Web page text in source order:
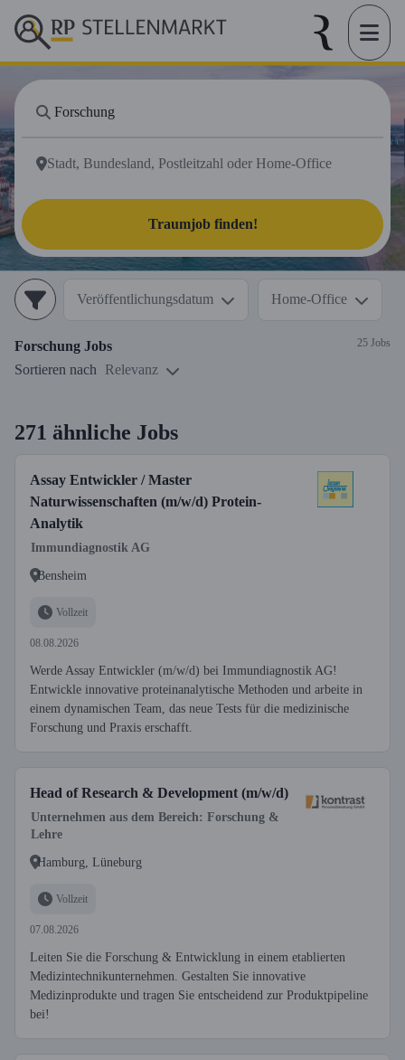
Traumjob finden!
Veröffentlichungsdatum Home-Office
Forschung Jobs 25 Jobs
Sortieren nach Relevanz
271 ähnliche Jobs
Assay Entwickler / Master
Naturwissenschaften (m/w/d) Protein-
Analytik
Immundiagnostik AG
Bensheim
Vollzeit
08.08.2026
Werde Assay Entwickler (m/w/d) bei Immundiagnostik AG!
Entwickle innovative proteinanalytische Methoden und arbeite in
einem dynamischen Team, das neue Tests für die medizinische
Forschung und Praxis erschafft.
Head of Research & Development (m/w/d)
Unternehmen aus dem Bereich: Forschung &
Lehre
Hamburg, Lüneburg
Vollzeit
07.08.2026
Leiten Sie die Forschung & Entwicklung in einem etablierten
Medizintechnikunternehmen. Gestalten Sie innovative
Medizinprodukte und tragen Sie entscheidend zur Produktpipeline
bei!